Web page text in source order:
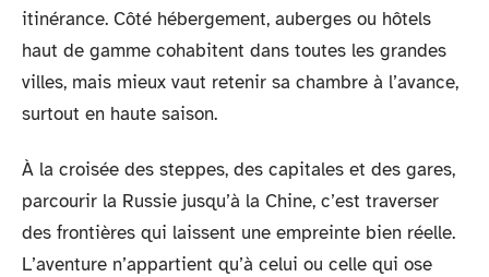
itinérance. Côté hébergement, auberges ou hôtels
haut de gamme cohabitent dans toutes les grandes
villes, mais mieux vaut retenir sa chambre à l’avance,
surtout en haute saison.
À la croisée des steppes, des capitales et des gares,
parcourir la Russie jusqu’à la Chine, c’est traverser
des frontières qui laissent une empreinte bien réelle.
L’aventure n’appartient qu’à celui ou celle qui ose